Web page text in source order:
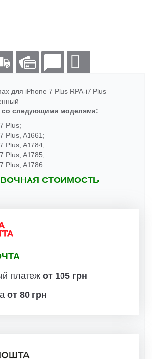
для iPhone 7 Plus RPA-i7 Plus
со следующими моделями:
Plus;
Plus, A1661;
Plus, A1784;
Plus, A1785;
Plus, A1786
СТОИМОСТЬ
платеж от 105 грн
от 80 грн